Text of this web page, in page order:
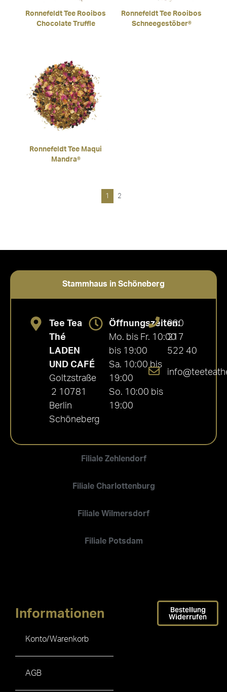
Ronnefeldt Tee Rooibos
Chocolate Truffle
Ronnefeldt Tee Rooibos
Schneegestöber®
Ronnefeldt Tee Maqui
Mandra®
1 2
Stammhaus in Schöneberg
Filiale Zehlendorf
Filiale Charlottenburg
Filiale Wilmersdorf
Filiale Potsdam
Tee Tea
Thé
LADEN
UND CAFÉ
Goltzstraße
2 10781
Berlin
Schöneberg
Öffnungszeiten:
Mo. bis Fr. 10:00
bis 19:00
Sa. 10:00 bis
19:00
So. 10:00 bis
19:00
030
217
522 40
Informationen
Konto/Warenkorb
AGB
Bestellung
Widerrufen